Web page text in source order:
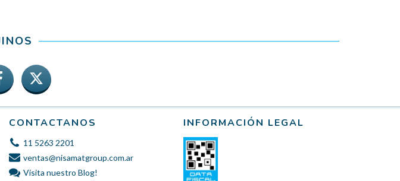
CONTACTANOS
11 5263 2201
ventas@nisamatgroup.com.ar
Visita nuestro Blog!
INFORMACIÓN LEGAL